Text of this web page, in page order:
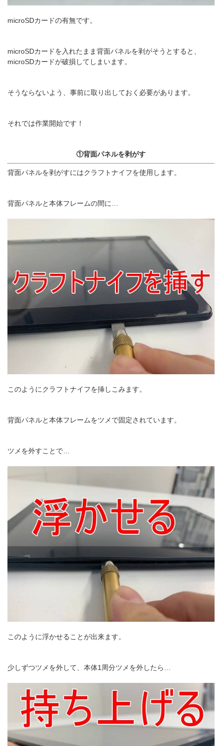
microSDカードの有無です。
microSDカードを入れたまま背面パネルを剥がそうとすると、
microSDカードが破損してしまいます。
そうならないよう、事前に取り出しておく必要があります。
それでは作業開始です！
①背面パネルを剥がす
背面パネルを剥がすにはクラフトナイフを使用します。
背面パネルと本体フレームの間に…
このようにクラフトナイフを挿しこみます。
背面パネルと本体フレームをツメで固定されています。
ツメを外すことで…
このように浮かせることが出来ます。
少しずつツメを外して、本体1周分ツメを外したら…